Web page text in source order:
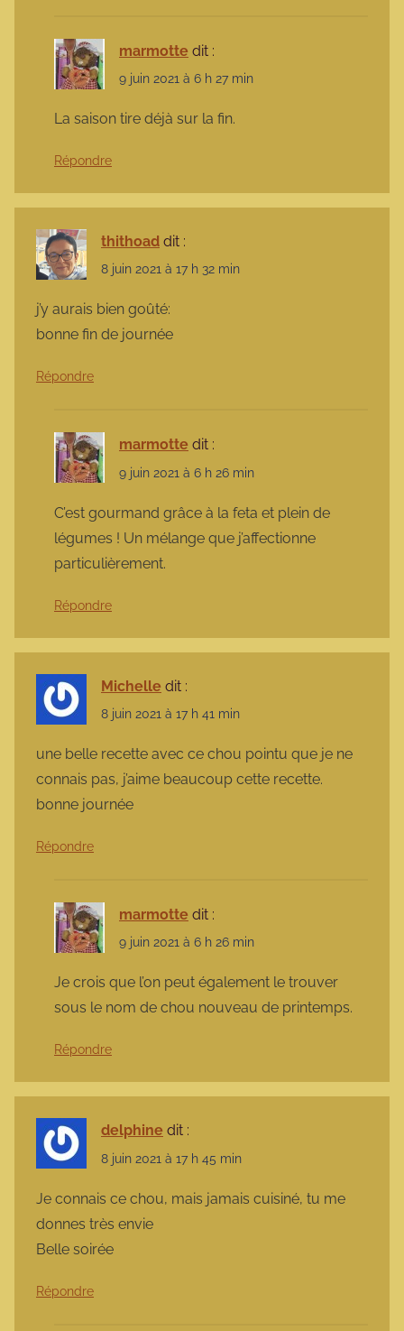
marmotte dit :
9 juin 2021 à 6 h 27 min
La saison tire déjà sur la fin.
Répondre
thithoad dit :
8 juin 2021 à 17 h 32 min
j’y aurais bien goûté:
bonne fin de journée
Répondre
marmotte dit :
9 juin 2021 à 6 h 26 min
C’est gourmand grâce à la feta et plein de
légumes ! Un mélange que j’affectionne
particulièrement.
Répondre
Michelle dit :
8 juin 2021 à 17 h 41 min
une belle recette avec ce chou pointu que je ne
connais pas, j’aime beaucoup cette recette.
bonne journée
Répondre
marmotte dit :
9 juin 2021 à 6 h 26 min
Je crois que l’on peut également le trouver
sous le nom de chou nouveau de printemps.
Répondre
delphine dit :
8 juin 2021 à 17 h 45 min
Je connais ce chou, mais jamais cuisiné, tu me
donnes très envie
Belle soirée
Répondre